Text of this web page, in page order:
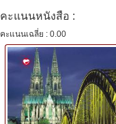
คะแนนหนังสือ :
คะแนนเฉลี่ย : 0.00